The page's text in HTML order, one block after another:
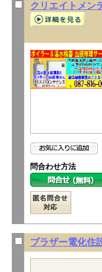
クリエイトメン
問合わせ方法
ブラザー電化住